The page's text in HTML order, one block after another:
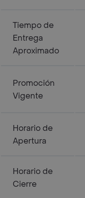
Tiempo de
Entrega
Aproximado
Promoción
Vigente
Horario de
Apertura
Horario de
Cierre